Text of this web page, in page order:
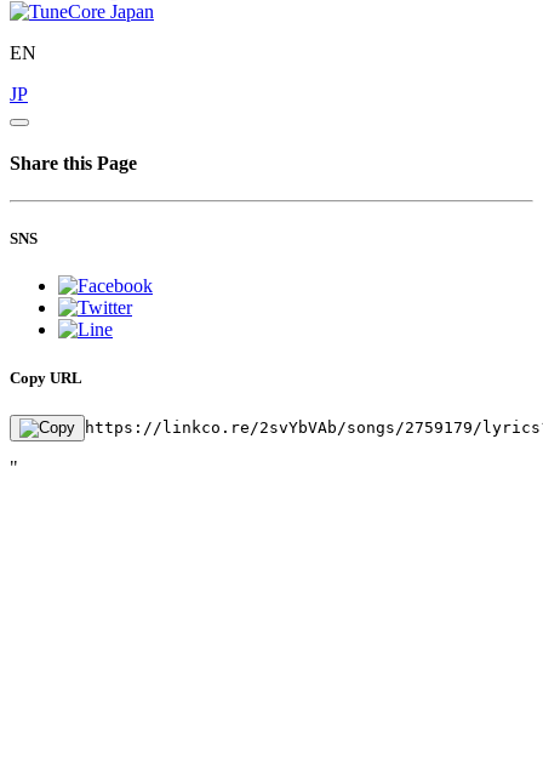
EN
JP
Share this Page
SNS
Copy URL
https://linkco.re/2svYbVAb/songs/2759179/
"